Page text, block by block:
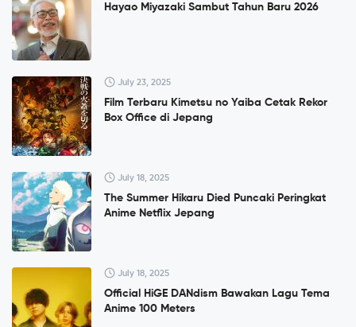
Hayao Miyazaki Sambut Tahun Baru 2026
July 23, 2025
Film Terbaru Kimetsu no Yaiba Cetak Rekor
Box Office di Jepang
July 18, 2025
The Summer Hikaru Died Puncaki Peringkat
Anime Netflix Jepang
July 18, 2025
Official HiGE DANdism Bawakan Lagu Tema
Anime 100 Meters